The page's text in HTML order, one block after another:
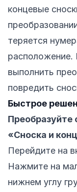
концевые
теряется
расположение.
выполнить
повредить
Быстрое
Преобразуйте
«Сноска и
Перейдите на
Нажмите на
нижнем углу